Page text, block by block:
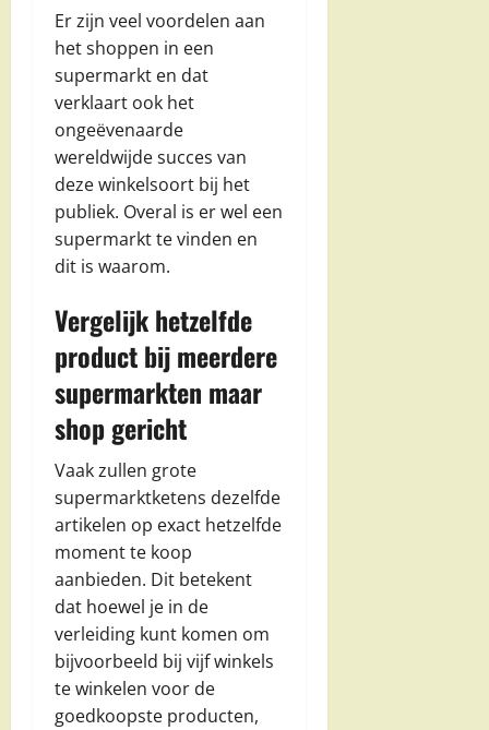
Er zijn veel voordelen aan
het shoppen in een
supermarkt en dat
verklaart ook het
ongeëvenaarde
wereldwijde succes van
deze winkelsoort bij het
publiek. Overal is er wel een
supermarkt te vinden en
dit is waarom.
Vergelijk hetzelfde
product bij meerdere
supermarkten maar
shop gericht
Vaak zullen grote
supermarktketens dezelfde
artikelen op exact hetzelfde
moment te koop
aanbieden. Dit betekent
dat hoewel je in de
verleiding kunt komen om
bijvoorbeeld bij vijf winkels
te winkelen voor de
goedkoopste producten,